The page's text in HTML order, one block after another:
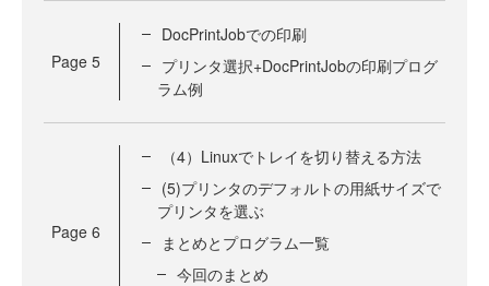
Page 5
DocPrintJobでの印刷
プリンタ選択+DocPrintJobの印刷プログ
ラム例
Page 6
（4）Linuxでトレイを切り替える方法
(5)プリンタのデフォルトの用紙サイズで
プリンタを選ぶ
まとめとプログラム一覧
今回のまとめ